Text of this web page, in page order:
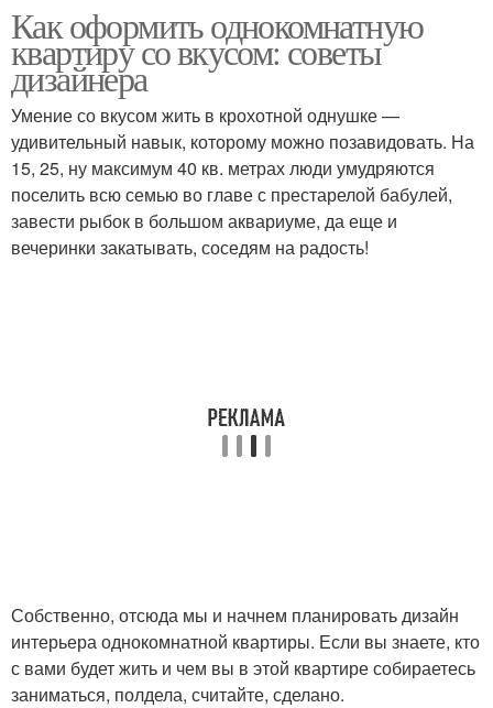
Как оформить однокомнатную
квартиру со вкусом: советы
дизайнера
Умение со вкусом жить в крохотной однушке —
удивительный навык, которому можно позавидовать. На
15, 25, ну максимум 40 кв. метрах люди умудряются
поселить всю семью во главе с престарелой бабулей,
завести рыбок в большом аквариуме, да еще и
вечеринки закатывать, соседям на радость!
Собственно, отсюда мы и начнем планировать дизайн
интерьера однокомнатной квартиры. Если вы знаете, кто
с вами будет жить и чем вы в этой квартире собираетесь
заниматься, полдела, считайте, сделано.